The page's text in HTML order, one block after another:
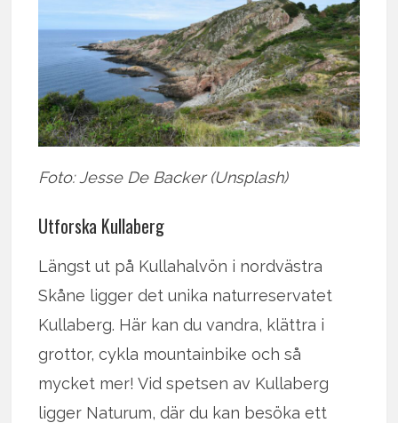
Foto: Jesse De Backer (Unsplash)
Utforska Kullaberg
Längst ut på Kullahalvön i nordvästra
Skåne ligger det unika naturreservatet
Kullaberg. Här kan du vandra, klättra i
grottor, cykla mountainbike och så
mycket mer! Vid spetsen av Kullaberg
ligger Naturum, där du kan besöka ett